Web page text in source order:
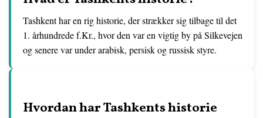
Tashkent har en rig historie, der strækker sig tilbage til det
1. århundrede f.Kr., hvor den var en vigtig by på Silkevejen
og senere var under arabisk, persisk og russisk styre.
Hvordan har Tashkents historie